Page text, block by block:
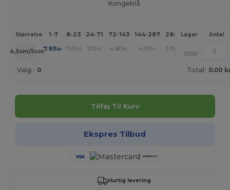
Kongeblå
Størrelse 1-7 8-23 24-71 72-143 144-287 288 + Mere
Lager Antal
14,5cm/5cm7.93kr 7.57 kr 7.13 kr 4.80 kr 4.37 kr 3.78 +
3280
Valg: 0 Total: 0.00
Tilføj Til Kurv
Ekspres Tilbud
Hurtig levering